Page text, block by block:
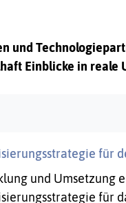
und
Einblicke in reale
für
und Umsetzung
für